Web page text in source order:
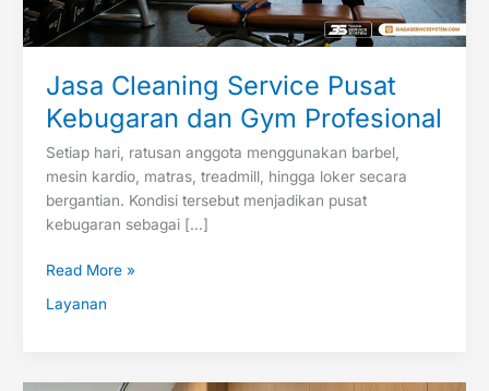
Jasa Cleaning Service Pusat
Kebugaran dan Gym Profesional
Setiap hari, ratusan anggota menggunakan barbel,
mesin kardio, matras, treadmill, hingga loker secara
bergantian. Kondisi tersebut menjadikan pusat
kebugaran sebagai […]
Read More »
Layanan